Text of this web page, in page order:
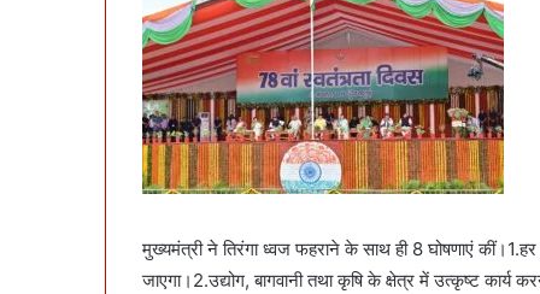
मुख्यमंत्री ने तिरंगा ध्वज फहराने के साथ ही 8 घोषणाएं
जाएगा।2.उद्योग, बागवानी तथा कृषि के क्षेत्र में उत्कृष्ट कार्य